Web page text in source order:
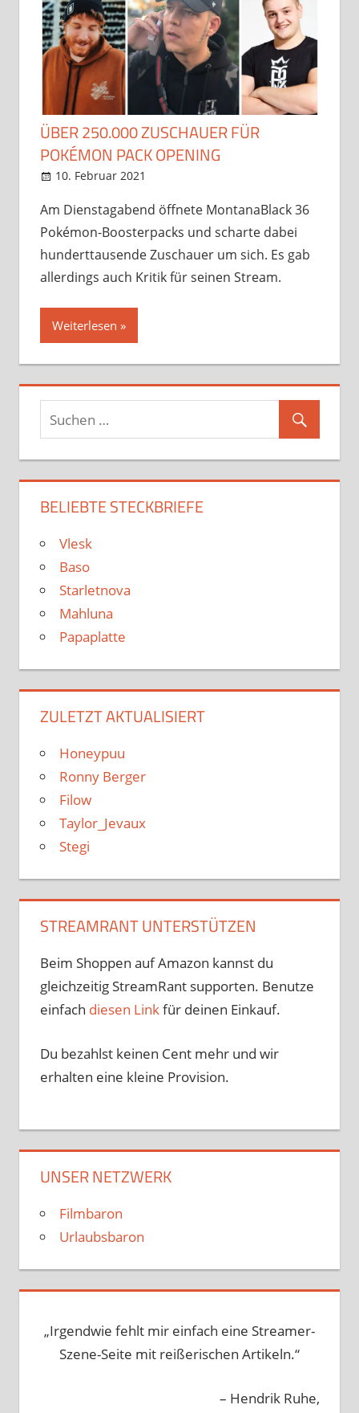
ÜBER 250.000 ZUSCHAUER FÜR
POKÉMON PACK OPENING
10. Februar 2021
Am Dienstagabend öffnete MontanaBlack 36
Pokémon-Boosterpacks und scharte dabei
hunderttausende Zuschauer um sich. Es gab
allerdings auch Kritik für seinen Stream.
Weiterlesen
BELIEBTE STECKBRIEFE
Vlesk
Baso
Starletnova
Mahluna
Papaplatte
ZULETZT AKTUALISIERT
Honeypuu
Ronny Berger
Filow
Taylor_Jevaux
Stegi
STREAMRANT UNTERSTÜTZEN
Beim Shoppen auf Amazon kannst du
gleichzeitig StreamRant supporten. Benutze
einfach diesen Linkfür deinen Einkauf.
Du bezahlst keinen Cent mehr und wir
erhalten eine kleine Provision.
UNSER NETZWERK
Filmbaron
Urlaubsbaron
„Irgendwie fehlt mir einfach eine Streamer-
Szene-Seite mit reißerischen Artikeln.“
– Hendrik Ruhe,